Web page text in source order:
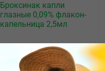
Броксинак капли
глазные 0,09% флакон-
капельница 2,5мл